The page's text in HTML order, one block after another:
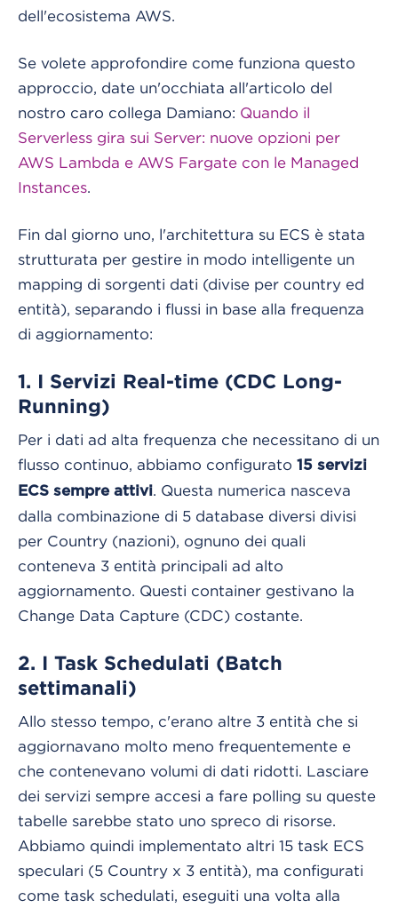
dell'ecosistema AWS.
Se volete approfondire come funziona questo
approccio, date un'occhiata all'articolo del
nostro caro collega Damiano: Quando il
Serverless gira sui Server: nuove opzioni per
AWS Lambda e AWS Fargate con le Managed
Instances.
Fin dal giorno uno, l'architettura su ECS è stata
strutturata per gestire in modo intelligente un
mapping di sorgenti dati (divise per country ed
entità), separando i flussi in base alla frequenza
di aggiornamento:
1. I Servizi Real-time (CDC Long-
Running)
Per i dati ad alta frequenza che necessitano di un
flusso continuo, abbiamo configurato 15 servizi
ECS sempre attivi. Questa numerica nasceva
dalla combinazione di 5 database diversi divisi
per Country (nazioni), ognuno dei quali
conteneva 3 entità principali ad alto
aggiornamento. Questi container gestivano la
Change Data Capture (CDC) costante.
2. I Task Schedulati (Batch
settimanali)
Allo stesso tempo, c'erano altre 3 entità che si
aggiornavano molto meno frequentemente e
che contenevano volumi di dati ridotti. Lasciare
dei servizi sempre accesi a fare polling su queste
tabelle sarebbe stato uno spreco di risorse.
Abbiamo quindi implementato altri 15 task ECS
speculari (5 Country x 3 entità), ma configurati
come task schedulati, eseguiti una volta alla